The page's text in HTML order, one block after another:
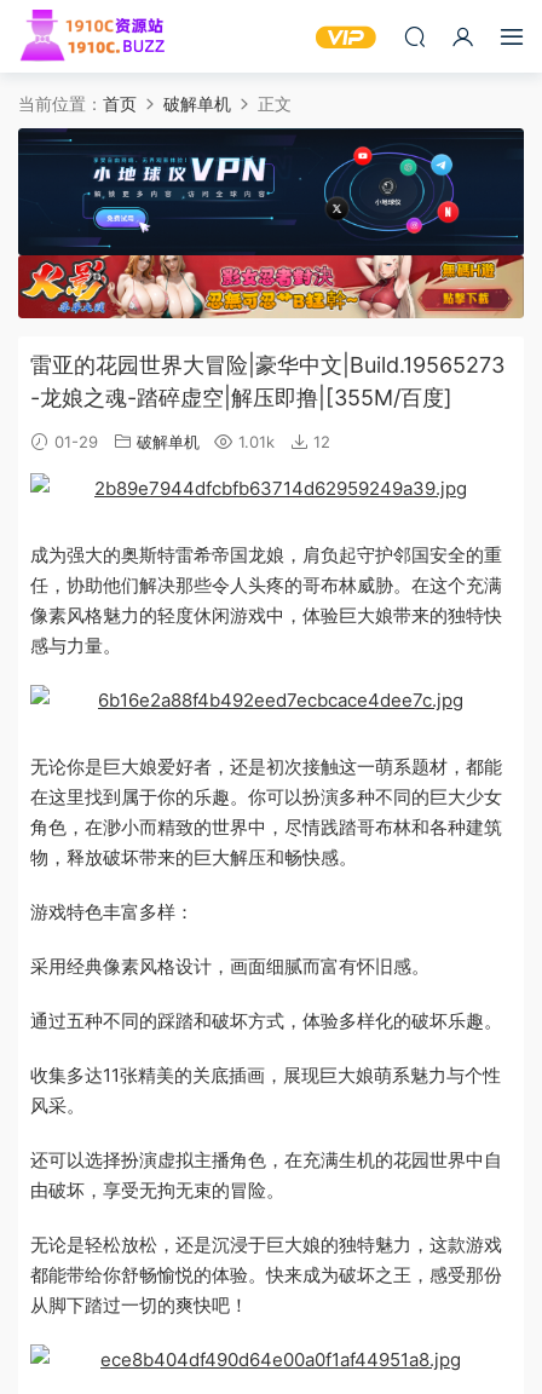
当前位置： 首页 破解单机 正文
雷亚的花园世界大冒险|豪华中文|Build.19565273
-龙娘之魂-踏碎虚空|解压即撸|[355M/百度]
01-29 破解单机 1.01k 12
成为强大的奥斯特雷希帝国龙娘，肩负起守护邻国安全的重
任，协助他们解决那些令人头疼的哥布林威胁。在这个充满
像素风格魅力的轻度休闲游戏中，体验巨大娘带来的独特快
感与力量。
无论你是巨大娘爱好者，还是初次接触这一萌系题材，都能
在这里找到属于你的乐趣。你可以扮演多种不同的巨大少女
角色，在渺小而精致的世界中，尽情践踏哥布林和各种建筑
物，释放破坏带来的巨大解压和畅快感。
游戏特色丰富多样：
采用经典像素风格设计，画面细腻而富有怀旧感。
通过五种不同的踩踏和破坏方式，体验多样化的破坏乐趣。
收集多达11张精美的关底插画，展现巨大娘萌系魅力与个性
风采。
还可以选择扮演虚拟主播角色，在充满生机的花园世界中自
由破坏，享受无拘无束的冒险。
无论是轻松放松，还是沉浸于巨大娘的独特魅力，这款游戏
都能带给你舒畅愉悦的体验。快来成为破坏之王，感受那份
从脚下踏过一切的爽快吧！